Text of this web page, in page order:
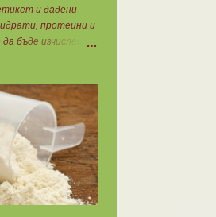
и дадени
протеини и
бъде изчислен по
по етикет:
на
протеин
900 :
в 100 г =
за 1 блок.
мазнини в
за 1 блок.